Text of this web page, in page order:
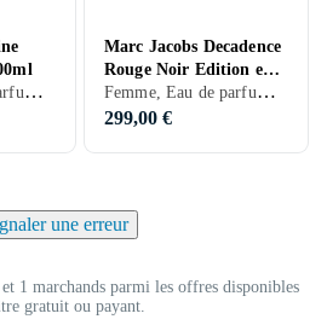
Femme, Eau de parfum, 100 ml, Decadence, Musc, Violette, Lavande, Fleur d'oranger, Chêne, Bergamote, Cardamome, Pamplemousse, Gardénia, Champagne, Safran, Mousse, Chèvrefeuille, Vanille, Ambre gris, Iris
Marc Jacobs Decadence
Rouge Noir Edition edp
100ml
Femme, Eau de parfum, 100 ml, Decadence
299,00 €
une erreur
1 marchands parmi les offres disponibles
gratuit ou payant.